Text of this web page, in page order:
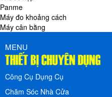
Panme
Máy đo khoảng cách
Máy cân bằng
MENU
Công Cụ Dụng Cụ
Chăm Sóc Nhà Cửa